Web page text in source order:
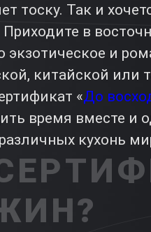
тоску. Так и
в
и
китайской или
«До
время вместе и
кухонь